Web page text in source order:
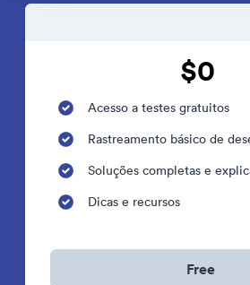
$0
Acesso a testes gratuitos
Rastreamento básico de
Soluções completas e
Dicas e recursos
Free